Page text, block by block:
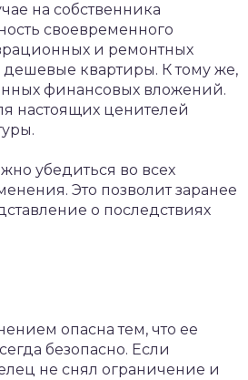
на собственника
своевременного
и ремонтных
дешевые квартиры. К тому же,
финансовых вложений.
настоящих ценителей
убедиться во всех
Это позволит заранее
о последствиях
опасна тем, что ее
безопасно. Если
не снял ограничение и